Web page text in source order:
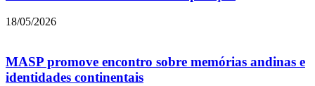
18/05/2026
MASP promove encontro sobre memórias andinas e
identidades continentais